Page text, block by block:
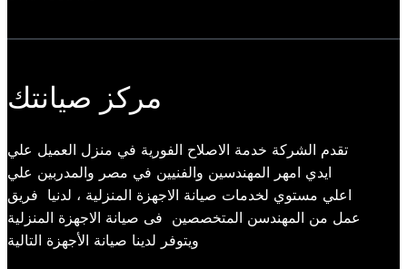
مركز صيانتك
تقدم الشركة خدمة الاصلاح الفورية في منزل العميل علي
ايدي امهر المهندسين والفنيين في مصر والمدربين علي
اعلي مستوي لخدمات صيانة الاجهزة المنزلية ، لدنيا فريق
عمل من المهندسن المتخصصين فى صيانة الاجهزة المنزلية
ويتوفر لدينا صيانة الأجهزة التالية